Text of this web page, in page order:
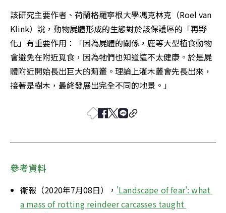
該研究主要作者、荷蘭格羅寧根大學馮克林克（Roel van
Klink）說，動物屍體形成的生態對於該保護區的「再野
化」有重要作用：「因為屍體的關係，鹿等大型植食動物
會避免在附近覓食，因為牠們也知道這不太健康。於是屍
體附近開始長出巨大的薊叢。理論上灌木叢會先長出來，
接著是樹木，最終發展出完全不同的地景。」
參考資料
衛報（2020年7月08日）， 'Landscape of fear': what
a mass of rotting reindeer carcasses taught